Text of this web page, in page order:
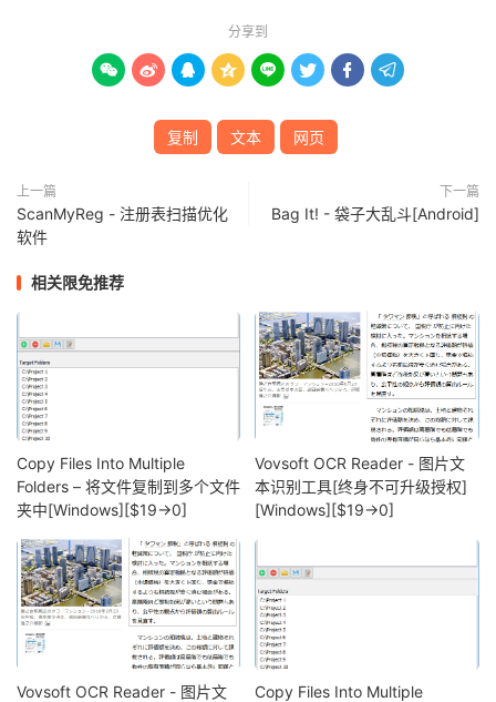
分享到
       
复制 文本 网页
上一篇
ScanMyReg - 注册表扫描优化
软件
下一篇
Bag It! - 袋子大乱斗[Android]
相关限免推荐
Copy Files Into Multiple
Folders – 将文件复制到多个文件
夹中[Windows][$19→0]
Vovsoft OCR Reader - 图片文
本识别工具[终身不可升级授权]
[Windows][$19→0]
Vovsoft OCR Reader - 图片文
Copy Files Into Multiple